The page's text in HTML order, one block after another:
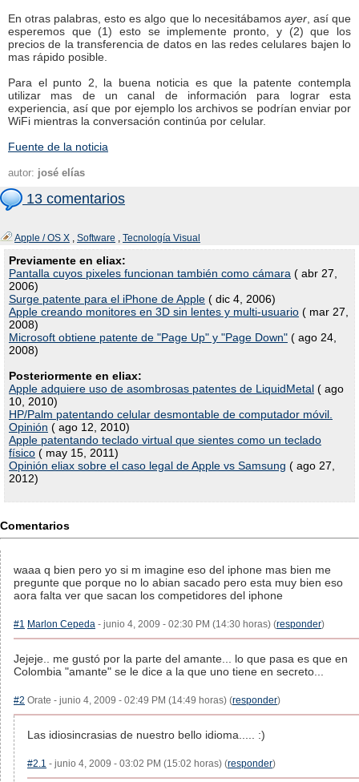
En otras palabras, esto es algo que lo necesitábamos ayer, así que
esperemos que (1) esto se implemente pronto, y (2) que los
precios de la transferencia de datos en las redes celulares bajen lo
mas rápido posible.
Para el punto 2, la buena noticia es que la patente contempla
utilizar mas de un canal de información para lograr esta
experiencia, así que por ejemplo los archivos se podrían enviar por
WiFi mientras la conversación continúa por celular.
Fuente de la noticia
autor: josé elías
13 comentarios
Apple / OS X , Software , Tecnología Visual
Previamente en eliax:
Pantalla cuyos pixeles funcionan también como cámara ( abr 27,
2006)
Surge patente para el iPhone de Apple ( dic 4, 2006)
Apple creando monitores en 3D sin lentes y multi-usuario ( mar 27,
2008)
Microsoft obtiene patente de "Page Up" y "Page Down" ( ago 24,
2008)
Posteriormente en eliax:
Apple adquiere uso de asombrosas patentes de LiquidMetal ( ago
10, 2010)
HP/Palm patentando celular desmontable de computador móvil.
Opinión ( ago 12, 2010)
Apple patentando teclado virtual que sientes como un teclado
físico ( may 15, 2011)
Opinión eliax sobre el caso legal de Apple vs Samsung ( ago 27,
2012)
Comentarios
waaa q bien pero yo si m imagine eso del iphone mas bien me
pregunte que porque no lo abian sacado pero esta muy bien eso
aora falta ver que sacan los competidores del iphone
#1 Marlon Cepeda - junio 4, 2009 - 02:30 PM (14:30 horas) (responder)
Jejeje.. me gustó por la parte del amante... lo que pasa es que en
Colombia "amante" se le dice a la que uno tiene en secreto...
#2 Orate - junio 4, 2009 - 02:49 PM (14:49 horas) (responder)
Las idiosincrasias de nuestro bello idioma..... :)
#2.1 - junio 4, 2009 - 03:02 PM (15:02 horas) (responder)